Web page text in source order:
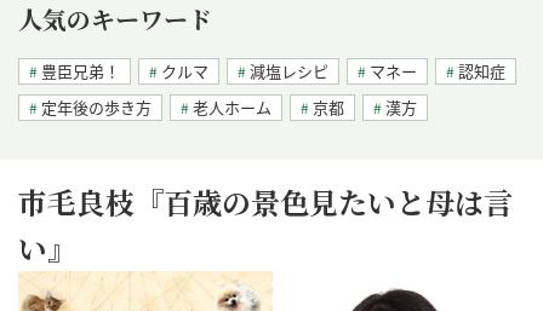
人気のキーワード
豊臣兄弟！ クルマ 減塩レシピ マネー
認知症
定年後の歩き方
老人ホーム 京都 漢方
市毛良枝『百歳の景色見たいと母は言
い』